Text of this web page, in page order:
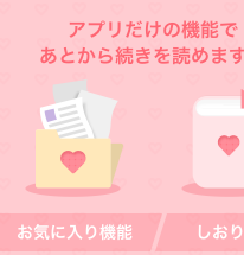
月) 00:27:13
保険適応とかね